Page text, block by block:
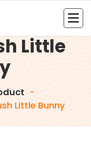
Little
-
Little Bunny